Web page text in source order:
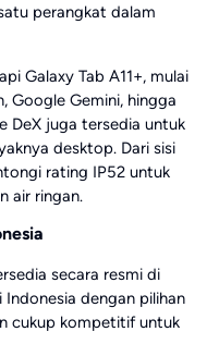
perangkat dalam
Galaxy Tab A11+, mulai
Google Gemini, hingga
DeX juga tersedia untuk
desktop. Dari sisi
rating IP52 untuk
air ringan.
secara resmi di
Indonesia dengan pilihan
cukup kompetitif untuk